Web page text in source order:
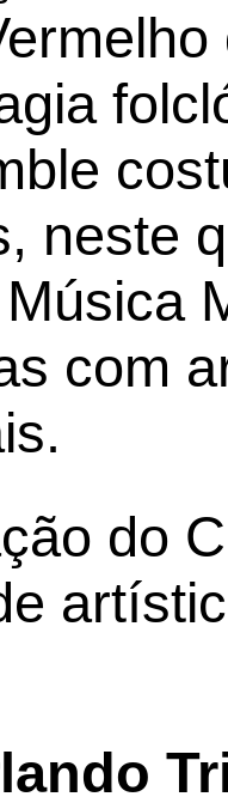
neste
com
do